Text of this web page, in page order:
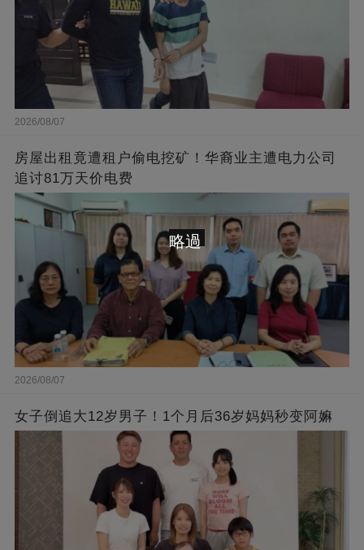
2026/08/07
房屋出租竟遭租户偷电挖矿！华裔业主遭电力公司
追讨81万天价电费
2026/08/07
女子倒追大12岁男子！1个月后36岁妈妈秒变阿嫲
略過